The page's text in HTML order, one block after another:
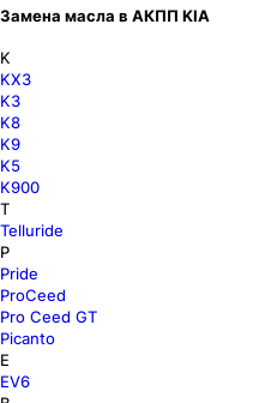
Замена масла в АКПП KIA
K
KX3
K3
K8
K9
K5
K900
T
Telluride
P
Pride
ProCeed
Pro Ceed GT
Picanto
E
EV6